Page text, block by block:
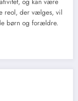
og kan være
reol, der vælges, vil
børn og forældre.